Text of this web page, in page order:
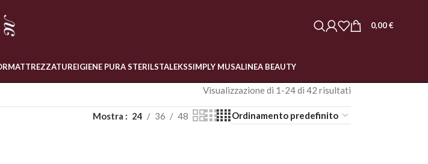
0,00€
ATTREZZATUREIGIENE PURA STERILSTALEKSSIMPLY MUSALINEA BEAUTY
Visualizzazione di 1-24 di 42 risultati
Mostra 24 36 48